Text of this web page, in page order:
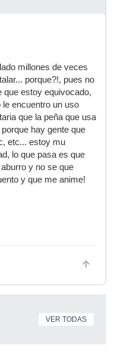
millones de veces
porque?!, pues no
que estoy equivocado,
encuentro un uso
que la peña que usa
hay gente que
etc... estoy mu
lo que pasa es que
y no se que
y que me anime!
VER TODAS